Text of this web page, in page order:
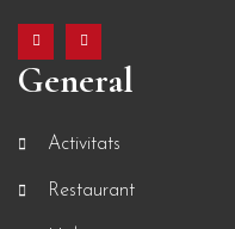
General
Activitats
Restaurant